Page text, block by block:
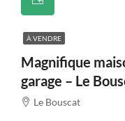
À VENDRE
Magnifique
garage – Le
Le Bouscat